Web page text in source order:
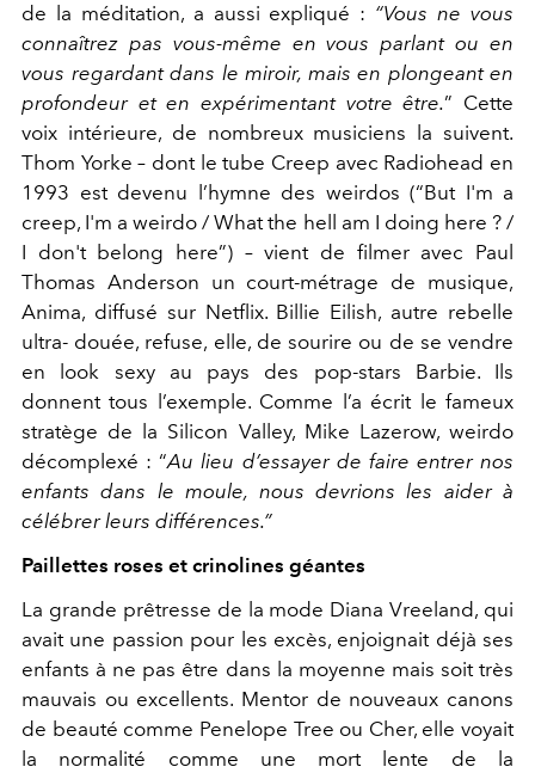
de la méditation, a aussi expliqué : “Vous ne vous
connaîtrez pas vous-même en vous parlant ou en
vous regardant dans le miroir, mais en plongeant en
profondeur et en expérimentant votre être.” Cette
voix intérieure, de nombreux musiciens la suivent.
Thom Yorke – dont le tube Creep avec Radiohead en
1993 est devenu l’hymne des weirdos (“But I'm a
creep, I'm a weirdo / What the hell am I doing here ? /
I don't belong here”) – vient de filmer avec Paul
Thomas Anderson un court-métrage de musique,
Anima, diffusé sur Netflix. Billie Eilish, autre rebelle
ultra- douée, refuse, elle, de sourire ou de se vendre
en look sexy au pays des pop-stars Barbie. Ils
donnent tous l’exemple. Comme l’a écrit le fameux
stratège de la Silicon Valley, Mike Lazerow, weirdo
décomplexé : “Au lieu d’essayer de faire entrer nos
enfants dans le moule, nous devrions les aider à
célébrer leurs différences.”
Paillettes roses et crinolines géantes
La grande prêtresse de la mode Diana Vreeland, qui
avait une passion pour les excès, enjoignait déjà ses
enfants à ne pas être dans la moyenne mais soit très
mauvais ou excellents. Mentor de nouveaux canons
de beauté comme Penelope Tree ou Cher, elle voyait
la normalité comme une mort lente de la